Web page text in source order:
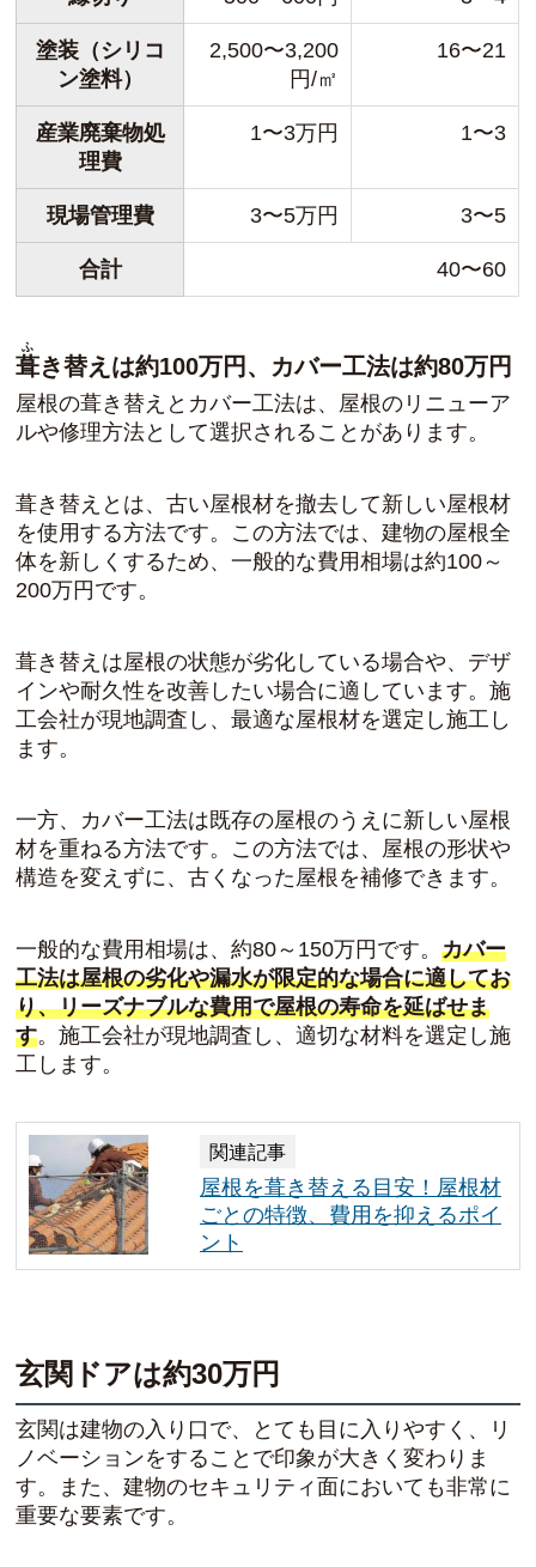
塗装（シリコ
ン塗料）
2,500〜3,200
円/㎡
16〜21
産業廃棄物処
理費
1〜3万円 1〜3
現場管理費 3〜5万円 3〜5
合計 40〜60
葺
ふ
き替えは約100万円、カバー工法は約80万円
屋根の葺き替えとカバー工法は、屋根のリニューア
ルや修理方法として選択されることがあります。
葺き替えとは、古い屋根材を撤去して新しい屋根材
を使用する方法です。この方法では、建物の屋根全
体を新しくするため、一般的な費用相場は約100～
200万円です。
葺き替えは屋根の状態が劣化している場合や、デザ
インや耐久性を改善したい場合に適しています。施
工会社が現地調査し、最適な屋根材を選定し施工し
ます。
一方、カバー工法は既存の屋根のうえに新しい屋根
材を重ねる方法です。この方法では、屋根の形状や
構造を変えずに、古くなった屋根を補修できます。
一般的な費用相場は、約80～150万円です。カバー
工法は屋根の劣化や漏水が限定的な場合に適してお
り、リーズナブルな費用で屋根の寿命を延ばせま
す。施工会社が現地調査し、適切な材料を選定し施
工します。
関連記事
屋根を葺き替える目安！屋根材
ごとの特徴、費用を抑えるポイ
ント
玄関ドアは約30万円
玄関は建物の入り口で、とても目に入りやすく、リ
ノベーションをすることで印象が大きく変わりま
す。また、建物のセキュリティ面においても非常に
重要な要素です。